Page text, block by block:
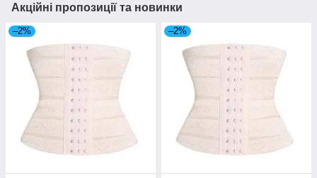
Акційні пропозиції та новинки
–2% –2%